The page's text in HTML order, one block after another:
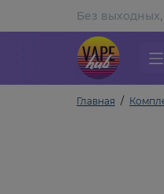
Без выходных,
Главная